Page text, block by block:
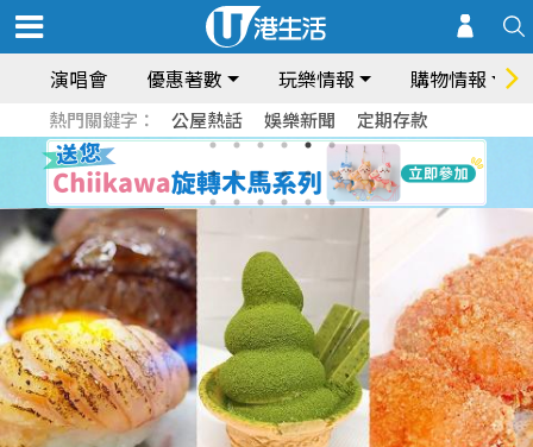
演唱會 優惠著數 玩樂情報 購物情報
熱門關鍵字： 公屋熱話 娛樂新聞 定期存款